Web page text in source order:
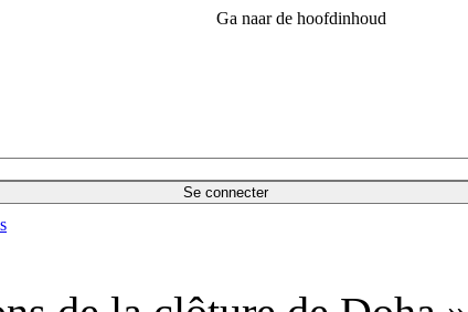
Ga naar de hoofdinhoud
Se connecter